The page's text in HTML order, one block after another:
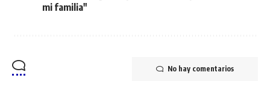
mi familia"
No hay comentarios